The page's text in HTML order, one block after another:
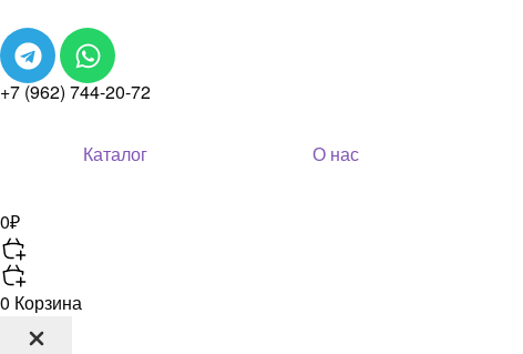
+7 (962) 744-20-72
Каталог О нас
0₽
0 Корзина